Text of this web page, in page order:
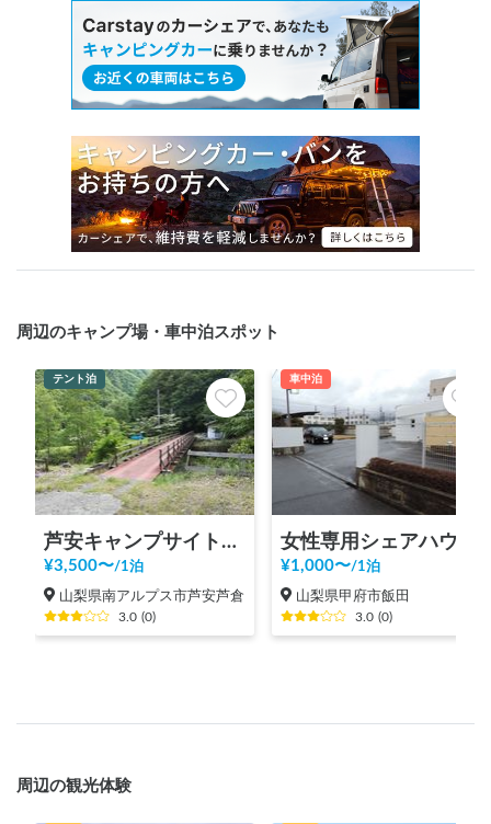
周辺のキャンプ場・車中泊スポット
テント泊
芦安キャンプサイトNo.2
¥3,500〜/1泊
山梨県南アルプス市芦安芦倉
3.0 (0)
車中泊
¥1,000〜/1泊
山梨県甲府市飯田
3.0 (0)
周辺の観光体験